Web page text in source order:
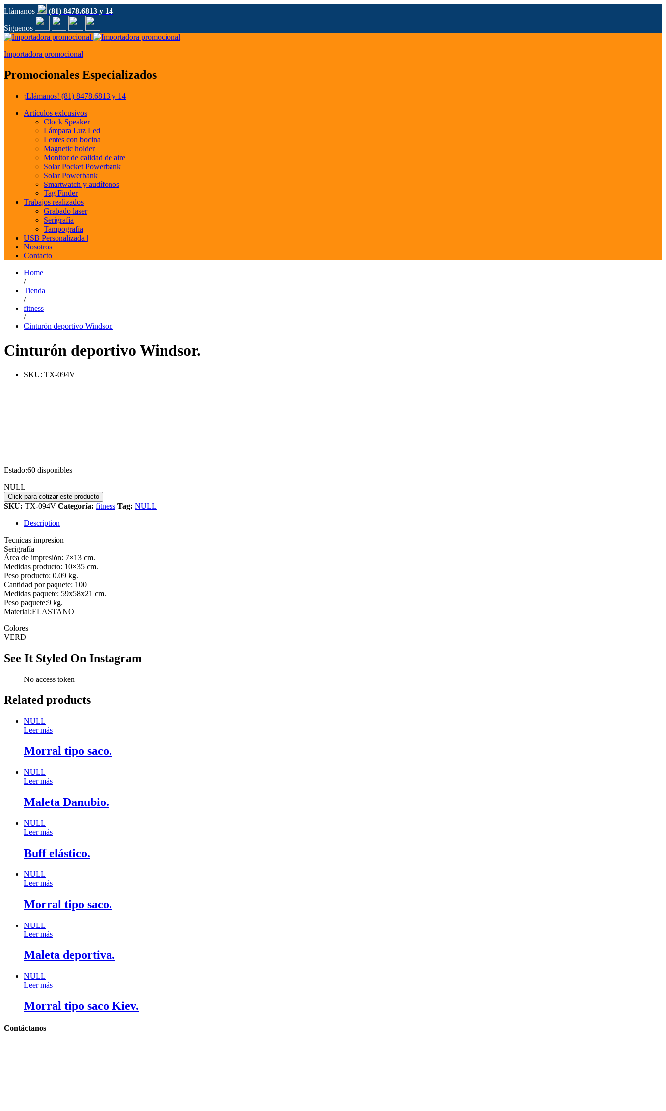
Llámanos
(81) 8478.6813 y 14
Síguenos
Importadora promocional
Promocionales Especializados
¡Llámanos! (81) 8478.6813 y 14
Artículos exlcusivos
Clock Speaker
Lámpara Luz Led
Lentes con bocina
Magnetic holder
Monitor de calidad de aire
Solar Pocket Powerbank
Solar Powerbank
Smartwatch y audífonos
Tag Finder
Trabajos realizados
Grabado laser
Serigrafía
Tampografía
USB Personalizada |
Nosotros |
Contacto
Home
/
Tienda
/
fitness
/
Cinturón deportivo Windsor.
Cinturón deportivo Windsor.
SKU: TX-094V
Estado:60 disponibles
NULL
SKU: TX-094V Categoría: fitness Tag: NULL
Description
Tecnicas impresion
Serigrafía
Área de impresión: 7×13 cm.
Medidas producto: 10×35 cm.
Peso producto: 0.09 kg.
Cantidad por paquete: 100
Medidas paquete: 59x58x21 cm.
Peso paquete:9 kg.
Material:ELASTANO
Colores
VERD
See It Styled On Instagram
No access token
Related products
NULL
Leer más
Morral tipo saco.
NULL
Leer más
Maleta Danubio.
NULL
Leer más
Buff elástico.
NULL
Leer más
Morral tipo saco.
NULL
Leer más
Maleta deportiva.
NULL
Leer más
Morral tipo saco Kiev.
Contáctanos